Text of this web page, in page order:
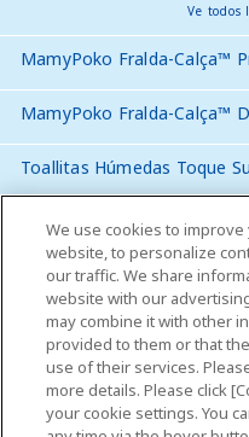
Ve todos
MamyPoko Fralda-Calça™
MamyPoko Fralda-Calça™
Toallitas Húmedas Toque
Contáctanos
Global Websites
Unicharm do Brasil
We use cookies to
website, to personalize
our traffic. We share
website with our
may combine it with other
provided to them or that
use of their services.
more details. Please click
your cookie settings. You